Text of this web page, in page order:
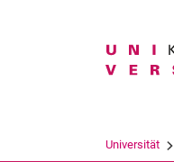
Universität